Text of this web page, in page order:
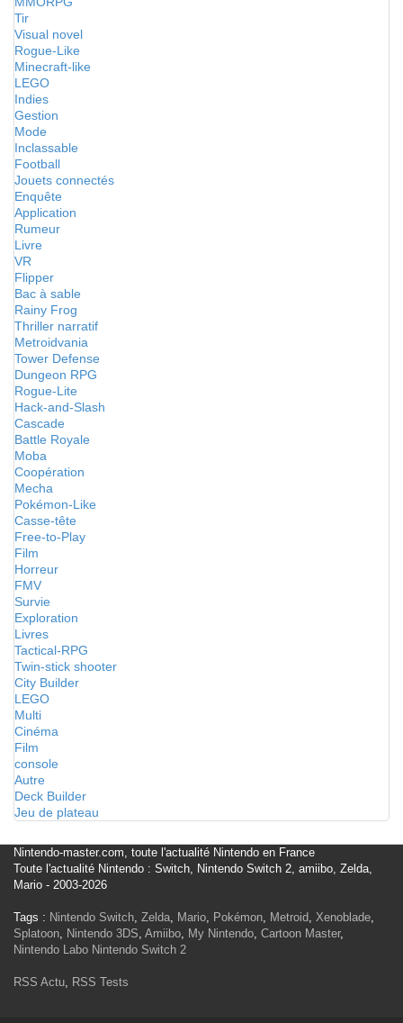
Tir
Visual novel
Rogue-Like
Minecraft-like
LEGO
Indies
Gestion
Mode
Inclassable
Football
Jouets connectés
Enquête
Application
Rumeur
Livre
VR
Flipper
Bac à sable
Rainy Frog
Thriller narratif
Metroidvania
Tower Defense
Dungeon RPG
Rogue-Lite
Hack-and-Slash
Cascade
Battle Royale
Moba
Coopération
Mecha
Pokémon-Like
Casse-tête
Free-to-Play
Film
Horreur
FMV
Survie
Exploration
Livres
Tactical-RPG
Twin-stick shooter
City Builder
LEGO
Multi
Cinéma
Film
console
Autre
Deck Builder
Jeu de plateau
Nintendo-master.com, toute l'actualité Nintendo en France
Toute l'actualité Nintendo : Switch, Nintendo Switch 2, amiibo, Zelda,
Mario - 2003-2026
Tags : Nintendo Switch, Zelda, Mario, Pokémon, Metroid, Xenoblade,
Splatoon, Nintendo 3DS, Amiibo, My Nintendo, Cartoon Master,
Nintendo Labo Nintendo Switch 2
RSS Actu, RSS Tests